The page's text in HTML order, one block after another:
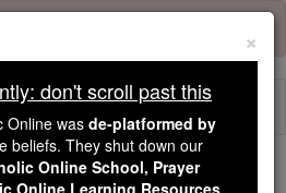
scroll past this
×
don't scroll past this
Online was de-platformed by
beliefs. They shut down our
Online School, Prayer
Online Learning Resources